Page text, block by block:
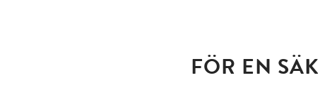
FÖR EN